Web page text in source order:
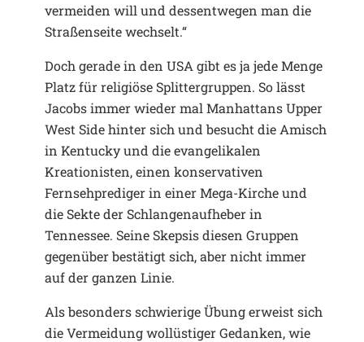
vermeiden will und dessentwegen man die
Straßenseite wechselt.“
Doch gerade in den USA gibt es ja jede Menge
Platz für religiöse Splittergruppen. So lässt
Jacobs immer wieder mal Manhattans Upper
West Side hinter sich und besucht die Amisch
in Kentucky und die evangelikalen
Kreationisten, einen konservativen
Fernsehprediger in einer Mega-Kirche und
die Sekte der Schlangenaufheber in
Tennessee. Seine Skepsis diesen Gruppen
gegenüber bestätigt sich, aber nicht immer
auf der ganzen Linie.
Als besonders schwierige Übung erweist sich
die Vermeidung wollüstiger Gedanken, wie